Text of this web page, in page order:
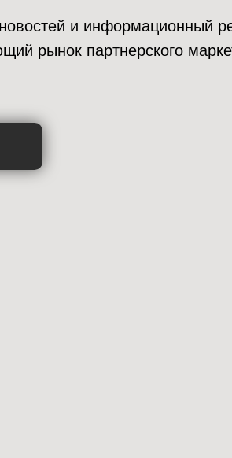
и информационный
рынок партнерского